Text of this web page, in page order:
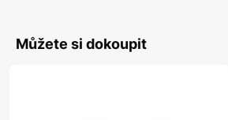
Můžete si dokoupit